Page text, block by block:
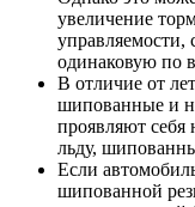
увеличение
управляемости,
одинаковую по
В отличие от
шипованные и
проявляют себя
льду,
Если
шипованной